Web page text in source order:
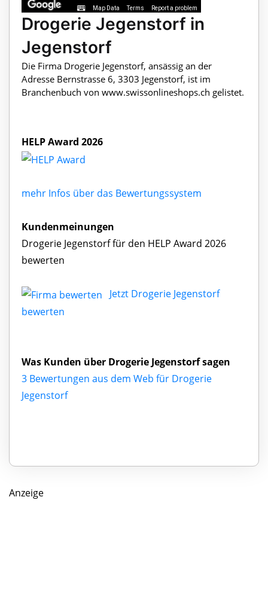
Map Data Terms Report a problem
Drogerie Jegenstorf in
Jegenstorf
Die Firma Drogerie Jegenstorf, ansässig an der
Adresse Bernstrasse 6, 3303 Jegenstorf, ist im
Branchenbuch von www.swissonlineshops.ch gelistet.
HELP Award 2026
mehr Infos über das Bewertungssystem
Kundenmeinungen
Drogerie Jegenstorf für den HELP Award 2026
bewerten
Jetzt Drogerie Jegenstorf
bewerten
Was Kunden über Drogerie Jegenstorf sagen
3 Bewertungen aus dem Web für Drogerie
Jegenstorf
Anzeige